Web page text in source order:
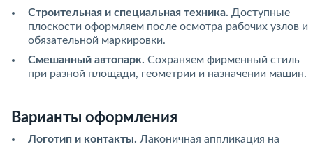
Строительная и специальная техника. Доступные
плоскости оформляем после осмотра рабочих узлов и
обязательной маркировки.
Смешанный автопарк. Сохраняем фирменный стиль
при разной площади, геометрии и назначении машин.
Варианты оформления
Логотип и контакты. Лаконичная аппликация на